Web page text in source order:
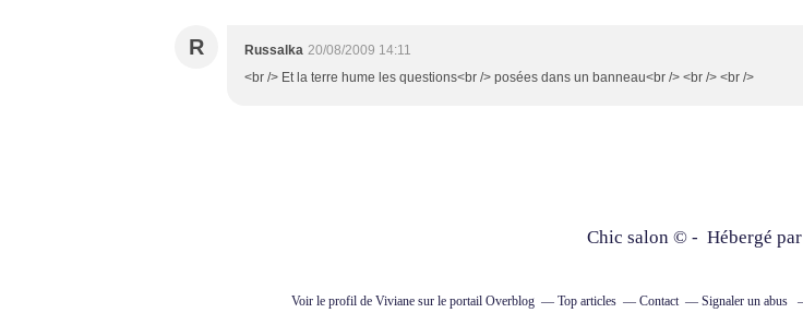
R Russalka 20/08/2009 14:11
<br /> Et la terre hume les questions<br /> posées dans un banneau<br /> <br /> <br />
Chic salon © - Hébergé par
Voir le profil de Viviane sur le portail Overblog Top articles Contact Signaler un abus